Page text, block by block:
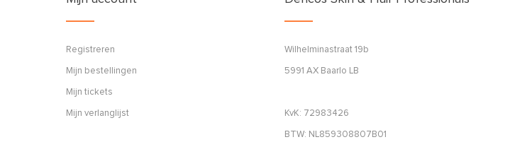
Registreren
Mijn bestellingen
Mijn tickets
Mijn verlanglijst
Wilhelminastraat 19b
5991 AX Baarlo LB
KvK: 72983426
BTW: NL859308807B01